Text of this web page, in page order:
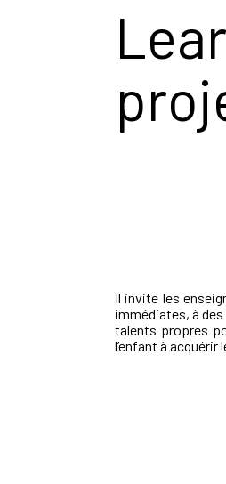
Il invite les
immédiates, à
talents propres
l’enfant à